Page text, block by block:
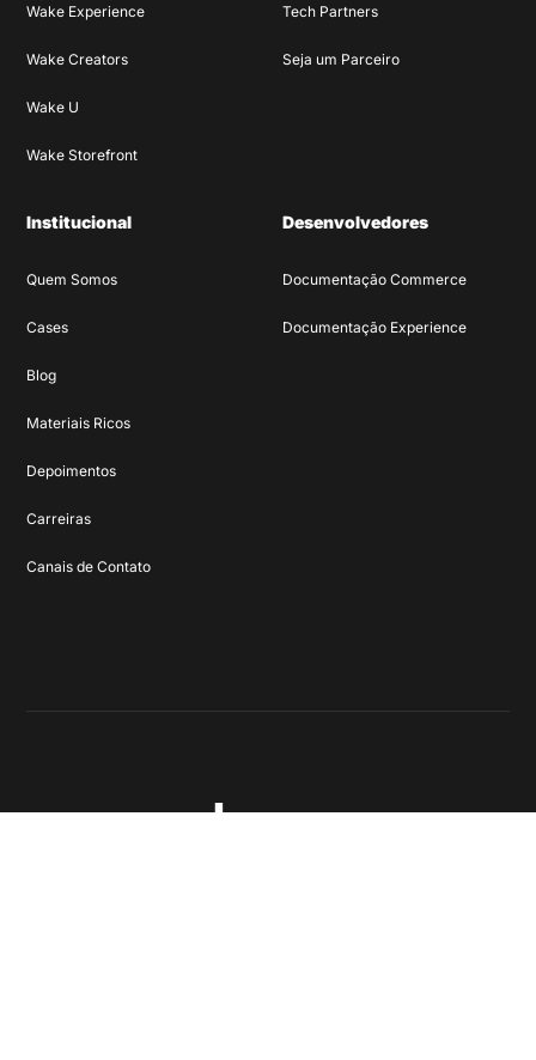
Wake Experience
Wake Creators
Wake U
Wake Storefront
Tech Partners
Seja um Parceiro
Institucional
Quem Somos
Cases
Blog
Materiais Ricos
Depoimentos
Carreiras
Canais de Contato
Desenvolvedores
Documentação Commerce
Documentação Experience